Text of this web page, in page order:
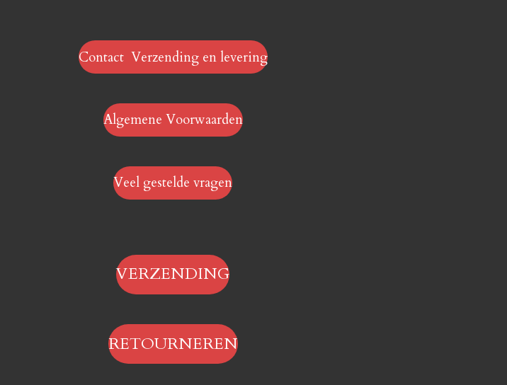
Contact Verzending en levering
Algemene Voorwaarden
Veel gestelde vragen
VERZENDING
RETOURNEREN